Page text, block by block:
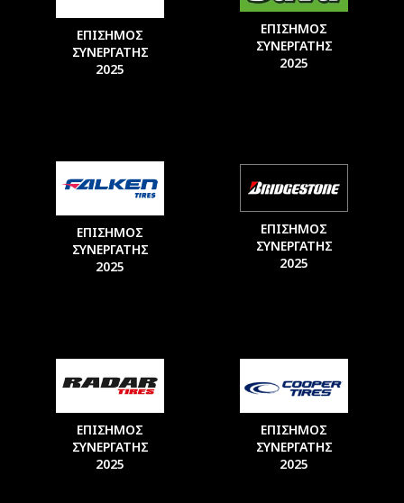
ΕΠΙΣΗΜΟΣ
ΣΥΝΕΡΓΑΤΗΣ
2025
ΕΠΙΣΗΜΟΣ
ΣΥΝΕΡΓΑΤΗΣ
2025
ΕΠΙΣΗΜΟΣ
ΣΥΝΕΡΓΑΤΗΣ
2025
ΕΠΙΣΗΜΟΣ
ΣΥΝΕΡΓΑΤΗΣ
2025
ΕΠΙΣΗΜΟΣ
ΣΥΝΕΡΓΑΤΗΣ
2025
ΕΠΙΣΗΜΟΣ
ΣΥΝΕΡΓΑΤΗΣ
2025